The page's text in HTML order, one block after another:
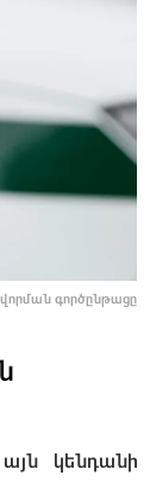
գործընթացը
կենդանի